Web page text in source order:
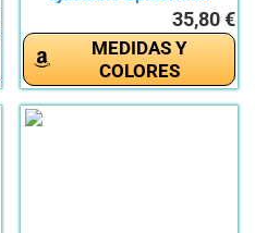
35,80 €
MEDIDAS Y
COLORES